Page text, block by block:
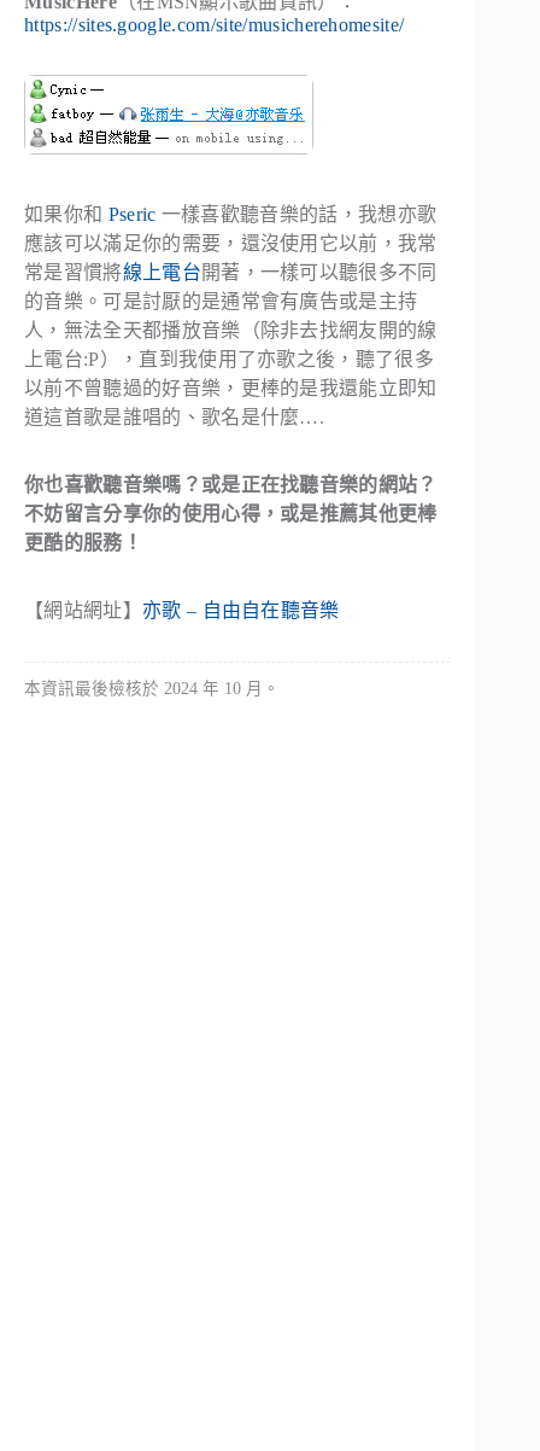
https://sites.google.com/site/musicherehomesite/
如果你和 Pseric 一樣喜歡聽音樂的話，我想亦歌
應該可以滿足你的需要，還沒使用它以前，我常
常是習慣將線上電台開著，一樣可以聽很多不同
的音樂。可是討厭的是通常會有廣告或是主持
人，無法全天都播放音樂（除非去找網友開的線
上電台:P），直到我使用了亦歌之後，聽了很多
以前不曾聽過的好音樂，更棒的是我還能立即知
道這首歌是誰唱的、歌名是什麼….
你也喜歡聽音樂嗎？或是正在找聽音樂的網站？
不妨留言分享你的使用心得，或是推薦其他更棒
更酷的服務！
【網站網址】 亦歌 – 自由自在聽音樂
本資訊最後檢核於 2024 年 10 月。